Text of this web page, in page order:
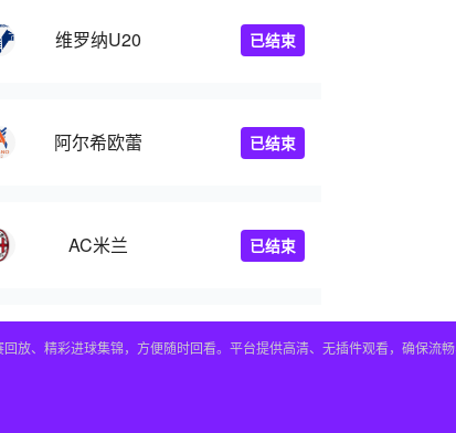
维罗纳U20 已结束
阿尔希欧蕾 已结束
AC米兰 已结束
放、精彩进球集锦，方便随时回看。平台提供高清、无插件观看，确保流